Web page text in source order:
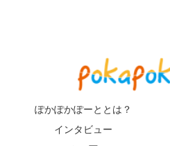
ぽかぽかぽーととは？
インタビュー